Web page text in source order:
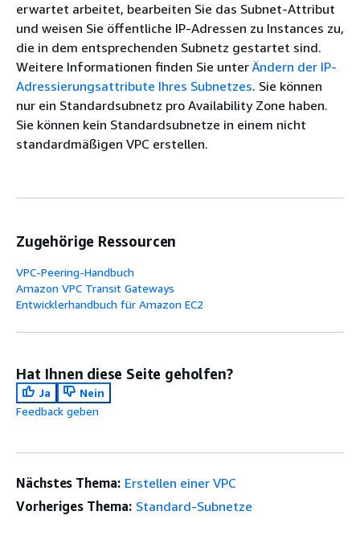
erwartet arbeitet, bearbeiten Sie das Subnet-Attribut
und weisen Sie öffentliche IP-Adressen zu Instances zu,
die in dem entsprechenden Subnetz gestartet sind.
Weitere Informationen finden Sie unterÄndern der IP-
Adressierungsattribute Ihres Subnetzes. Sie können
nur ein Standardsubnetz pro Availability Zone haben.
Sie können kein Standardsubnetze in einem nicht
standardmäßigen VPC erstellen.
Zugehörige Ressourcen
VPC-Peering-Handbuch
Amazon VPC Transit Gateways
Entwicklerhandbuch für Amazon EC2
Hat Ihnen diese Seite geholfen?
Ja
Nein
Feedback geben
Nächstes Thema: Erstellen einer VPC
Vorheriges Thema: Standard-Subnetze